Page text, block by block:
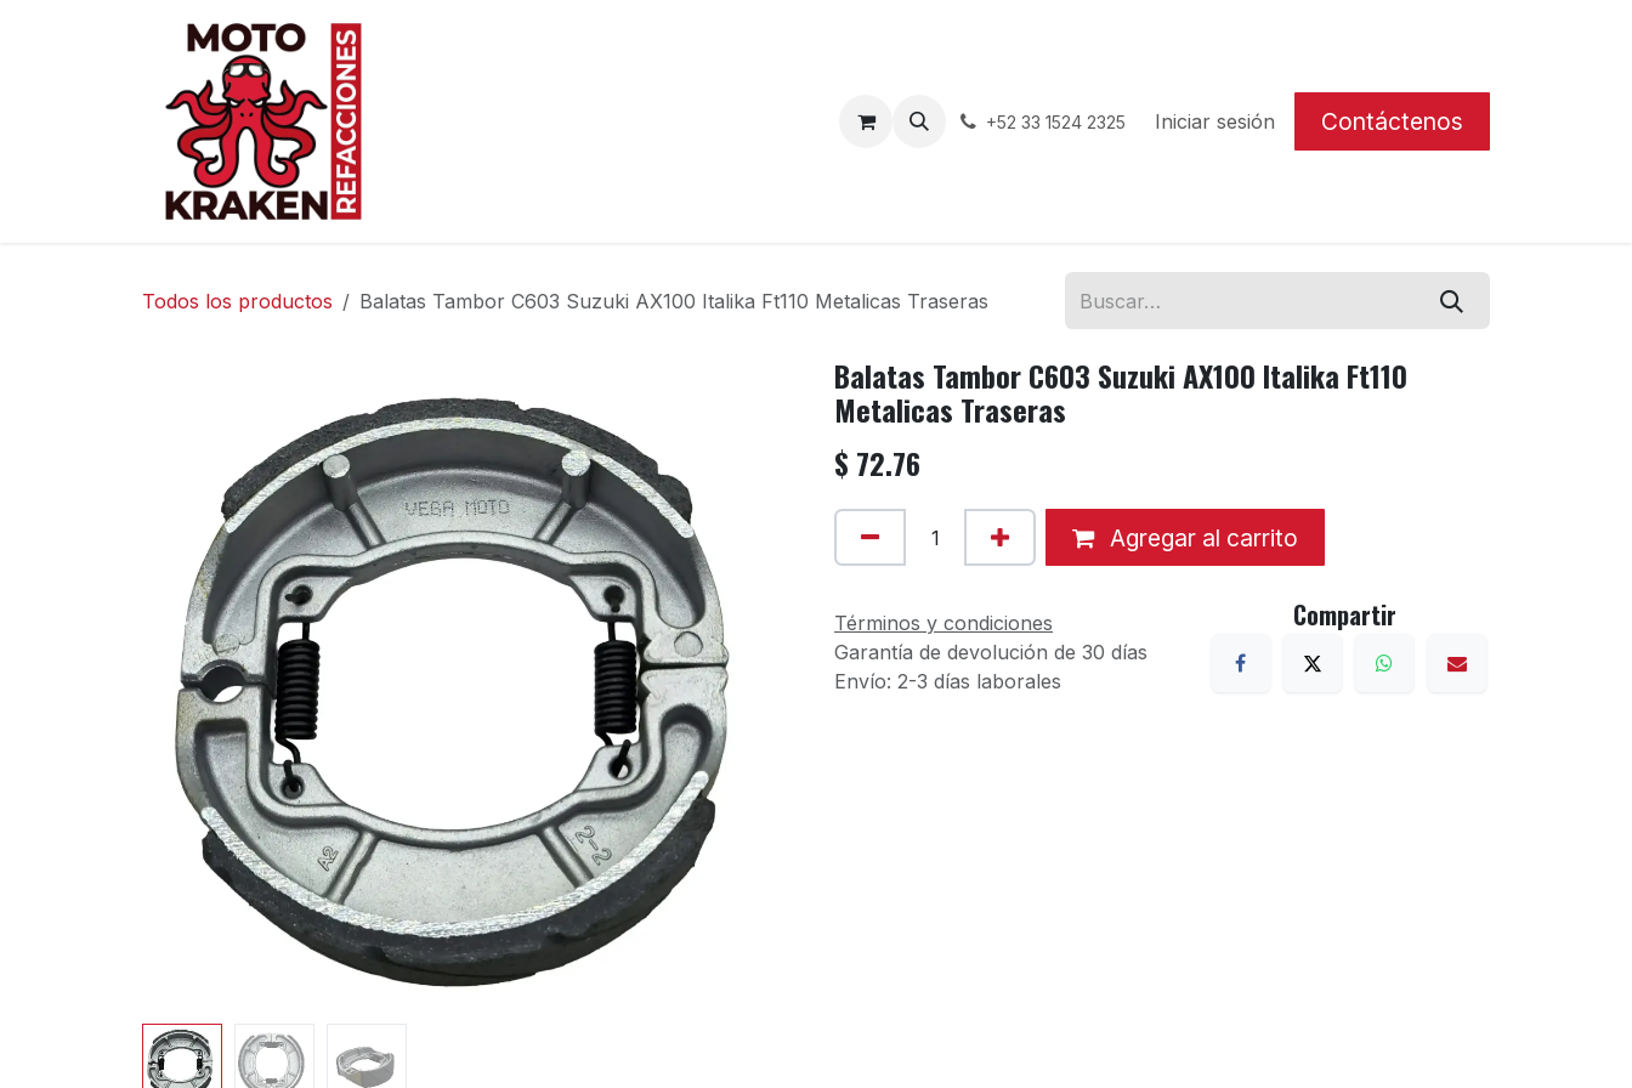
Contáctenos+52 33 1524 2325 Iniciar sesión Contáctenos
Todos los productos Balatas Tambor C603 Suzuki AX100 Italika Ft110 Metalicas Traseras
Balatas Tambor C603 Suzuki AX100 Italika Ft110
Metalicas Traseras
$ 72.76
Agregar al carrito
Términos y condiciones
Garantía de devolución de 30 días
Envío: 2-3 días laborales
Compartir